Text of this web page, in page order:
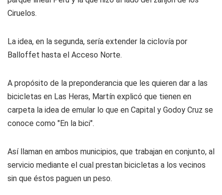
Ciruelos.
La idea, en la segunda, sería extender la ciclovía por
Balloffet hasta el Acceso Norte.
A propósito de la preponderancia que les quieren dar a las
bicicletas en Las Heras, Martín explicó que tienen en
carpeta la idea de emular lo que en Capital y Godoy Cruz se
conoce como "En la bici".
Así llaman en ambos municipios, que trabajan en conjunto, al
servicio mediante el cual prestan bicicletas a los vecinos
sin que éstos paguen un peso.